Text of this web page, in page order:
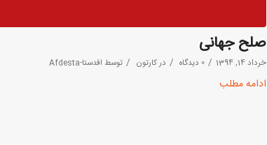
صلح جهانی
خرداد 14, 1394 / 0 دیدگاه / درکارتون / توسط افدستا-Afdesta
ادامه مطلب